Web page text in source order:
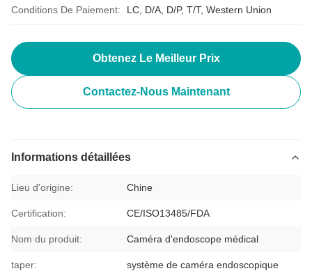
Conditions De Paiement: LC, D/A, D/P, T/T, Western Union
Obtenez Le Meilleur Prix
Contactez-Nous Maintenant
Informations détaillées
Lieu d'origine: Chine
Certification: CE/ISO13485/FDA
Nom du produit: Caméra d'endoscope médical
taper: système de caméra endoscopique